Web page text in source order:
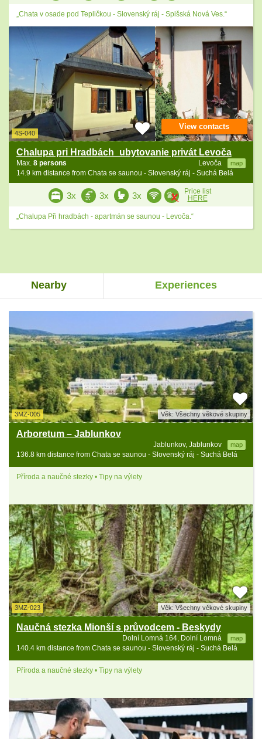
„Chata v osade pod Tepličkou - Slovenský ráj - Spišská Nová Ves.“
4S-040
Chalupa pri Hradbách_ubytovanie privát Levoča
Levoča map
Max. 8 persons
14.9 km distance from Chata se saunou - Slovenský ráj - Suchá Belá
View contacts
3x 3x 3x
Price list
HERE
„Chalupa Při hradbách - apartmán se saunou - Levoča.“
Nearby Experiences
3MZ-005 Věk: Všechny věkové skupiny
Arboretum – Jablunkov
Jablunkov, Jablunkov map
136.8 km distance from Chata se saunou - Slovenský ráj - Suchá Belá
Příroda a naučné stezky • Tipy na výlety
3MZ-023 Věk: Všechny věkové skupiny
Naučná stezka Mionší s průvodcem - Beskydy
Dolní Lomná 164, Dolní Lomná map
140.4 km distance from Chata se saunou - Slovenský ráj - Suchá Belá
Příroda a naučné stezky • Tipy na výlety